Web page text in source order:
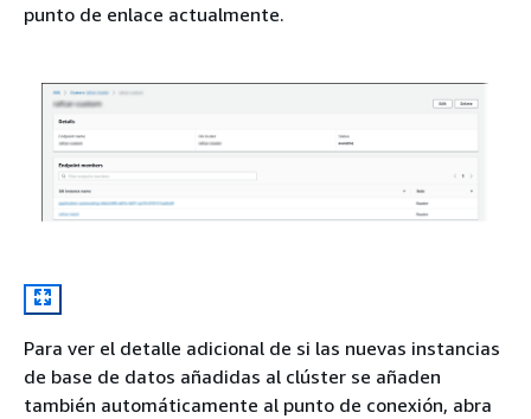
punto de enlace actualmente.
Para ver el detalle adicional de si las nuevas instancias
de base de datos añadidas al clúster se añaden
también automáticamente al punto de conexión, abra